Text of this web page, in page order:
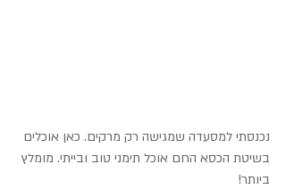
נכנסתי למסעדה שמגישה רק מרקים. כאן אוכלים
בשיטת הכסא החם אוכל תימני טוב ובייתי. מומלץ
ביותר!